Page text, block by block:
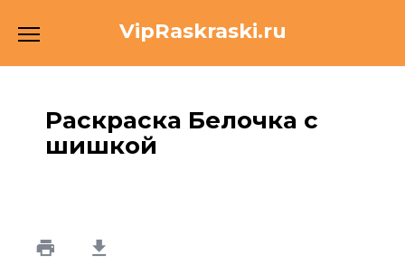
VipRaskraski.ru
Раскраска Белочка с
шишкой